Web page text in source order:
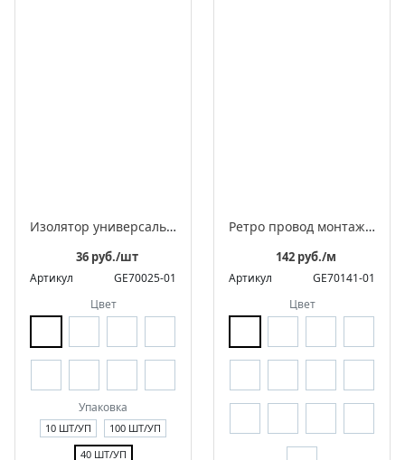
Изолятор универсальный фарфоровый для 2-3 жильного провода
36 руб./шт
Артикул
GE70025-01
Цвет
Упаковка
10 ШТ/УП
100 ШТ/УП
40 ШТ/УП
Ретро провод монтажный витой в оплетке из полиэфирной нити, серия "МезонинЪ"
142 руб./м
Артикул
GE70141-01
Цвет